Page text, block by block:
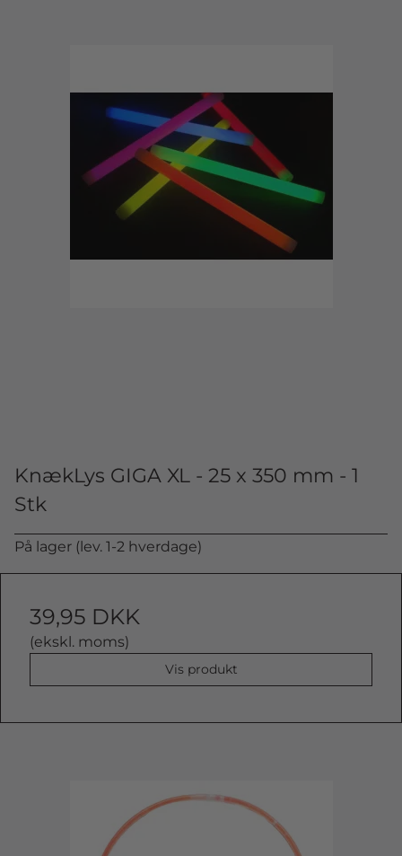
KnækLys GIGA XL - 25 x 350 mm - 1
Stk
På lager (lev. 1-2 hverdage)
39,95 DKK
(ekskl. moms)
Vis produkt